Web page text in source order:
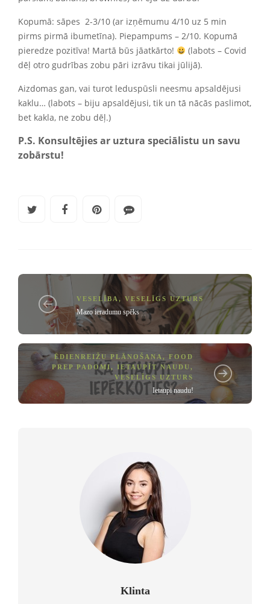
Kopumā: sāpes 2-3/10 (ar izņēmumu 4/10 uz 5 min
pirms pirmā ibumetīna). Piepampums – 2/10. Kopumā
pieredze pozitīva! Martā būs jāatkārto!
(labots – Covid
dēļ otro gudrības zobu pāri izrāvu tikai jūlijā).
Aizdomas gan, vai turot leduspūsli neesmu apsaldējusi
kaklu… (labots – biju apsaldējusi, tik un tā nācās paslimot,
bet kakla, ne zobu dēļ.)
P.S. Konsultējies ar uztura speciālistu un savu
zobārstu!
VESELĪBA , VESELĪGS UZTURS
Mazo ieradumu spēks
ĒDIENREIŽU PLĀNOŠANA , FOOD
PREP PADOMI, IETAUPĪT NAUDU,
VESELĪGS UZTURS
Ietaupi naudu!
Klinta